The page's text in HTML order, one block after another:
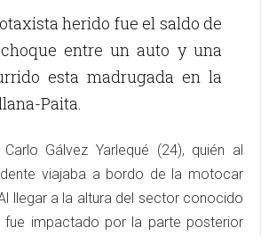
herido fue el saldo de
entre un auto y una
esta madrugada en la
Paita.
Gálvez Yarlequé (24), quién al
viajaba a bordo de la motocar
llegar a la altura del sector conocido
fue impactado por la parte posterior